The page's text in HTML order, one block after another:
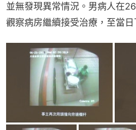
並無發現異常情況。男病人在
觀察病房繼續接受治療，至當日